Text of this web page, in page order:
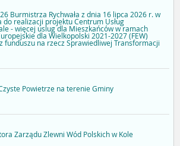
Burmistrza Rychwała z dnia 16 lipca 2026 r. w
realizacji projektu Centrum Usług
- więcej uslug dla Mieszkańców w ramach
dla Wielkopolski 2021-2027 (FEW)
funduszu na rzecz Sprawiedliwej Transformacji
Powietrze na terenie Gminy
Zarządu Zlewni Wód Polskich w Kole